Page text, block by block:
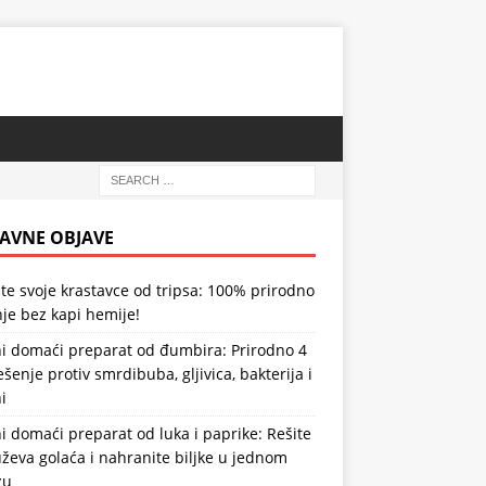
OBJAVE
svoje krastavce od tripsa: 100% prirodno
bez kapi hemije!
domaći preparat od đumbira: Prirodno 4
protiv smrdibuba, gljivica, bakterija i
domaći preparat od luka i paprike: Rešite
golaća i nahranite biljke u jednom